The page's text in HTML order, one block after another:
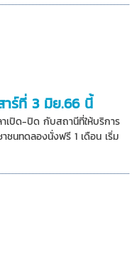
าร์ที่ 3 มิย.66 นี้
เปิด-ปิด กับสถานีที่ให้บริการ
ชนทดลองนั่งฟรี 1 เดือน เริ่ม